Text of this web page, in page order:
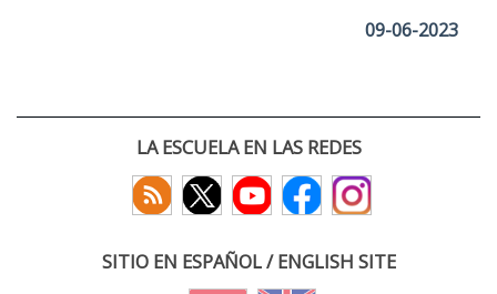
09-06-2023
LA ESCUELA EN LAS REDES
SITIO EN ESPAÑOL / ENGLISH SITE